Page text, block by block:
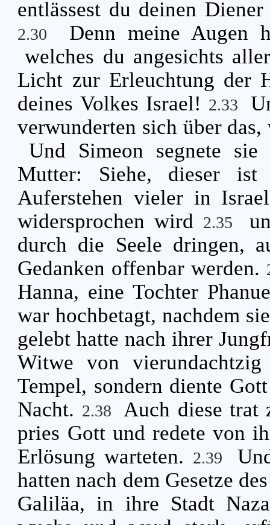
entlässest du deinen
2.30
Denn meine Augen
welches du angesichts
Licht zur Erleuchtung der
deines Volkes Israel! 2.33
verwunderten sich über
Und Simeon segnete
Mutter: Siehe, dieser
Auferstehen vieler in
widersprochen wird
2.35
durch die Seele dringen,
Gedanken offenbar werden.
Hanna, eine Tochter
war hochbetagt, nachdem
gelebt hatte nach ihrer
Witwe von
Tempel, sondern diente
Nacht. 2.38
Auch diese trat
pries Gott und redete von
Erlösung warteten. 2.39
hatten nach dem Gesetze
Galiläa, in ihre Stadt